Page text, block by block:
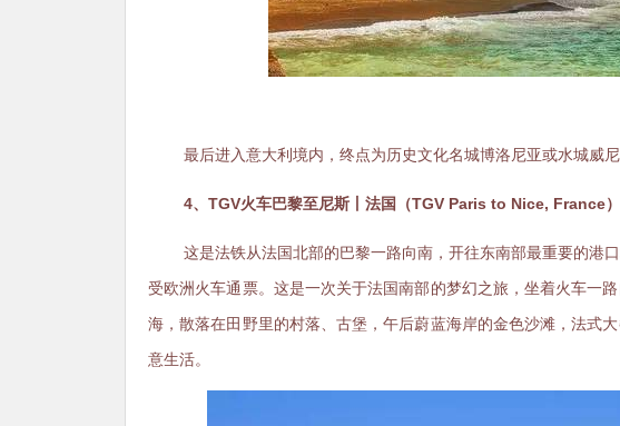
最后进入意大利境内，终点为历史文化名城博洛尼亚或水城威
4、TGV火车巴黎至尼斯丨法国（TGV Paris to Nice, France）
这是法铁从法国北部的巴黎一路向南，开往东南部最重要的港
受欧洲火车通票。这是一次关于法国南部的梦幻之旅，坐着火车一
海，散落在田野里的村落、古堡，午后蔚蓝海岸的金色沙滩，法式
意生活。